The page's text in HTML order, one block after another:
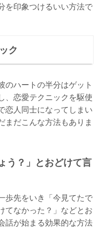
を印象つけるいい方法で
ク
のハートの半分はゲット
、恋愛テクニックを駆使
恋人同士になってしまい
まだこんな方法もありま
う？」とおどけて言
歩先をいき「今見てたで
てなかった？」などとお
話が始まる効果的な方法